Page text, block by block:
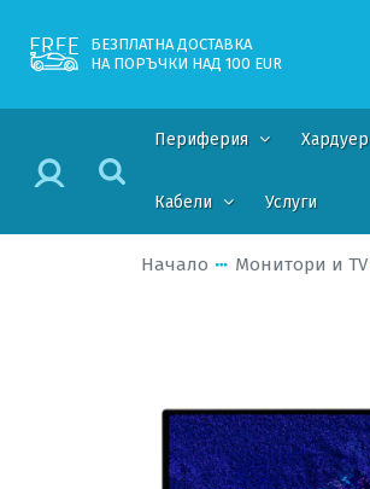
БЕЗПЛАТНА ДОСТАВКА
НА ПОРЪЧКИ НАД 100 EUR
Периферия Хардуер
Кабели Услуги
Начало Монитори и TV